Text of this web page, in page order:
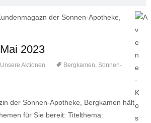
2023
Unsere Aktionen Bergkamen, Sonnen-
der Sonnen-Apotheke, Bergkamen hält
für Sie bereit: Titelthema: